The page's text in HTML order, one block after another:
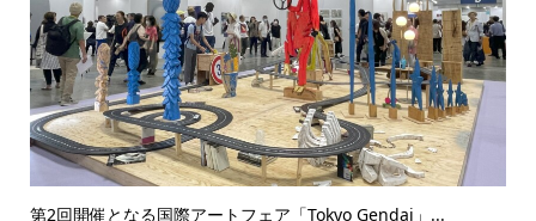
第2回開催となる国際アートフェア「Tokyo Gendai」...